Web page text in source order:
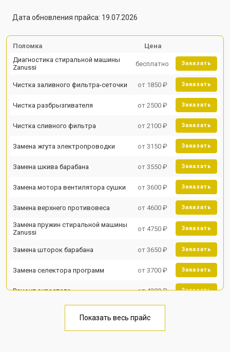
Дата обновления прайса: 19.07.2026
Поломка
Цена
Диагностика стиральной машины
Zanussi
бесплатно Заказать
Чистка заливного фильтра-сеточки от 1850 ₽ Заказать
Чистка разбрызгивателя от 2500 ₽ Заказать
Чистка сливного фильтра от 2100 ₽ Заказать
Замена жгута электропроводки от 3150 ₽ Заказать
Замена шкива барабана от 3550 ₽ Заказать
Замена мотора вентилятора сушки от 3600 ₽ Заказать
Замена верхнего противовеса от 4600 ₽ Заказать
Замена пружин стиральной машины
Zanussi
от 4750 ₽ Заказать
Замена шторок барабана от 3650 ₽ Заказать
Замена селектора программ от 3700 ₽ Заказать
Ремонт аквастопа от 4200 ₽ Заказать
от 3450 ₽
Показать весь прайс